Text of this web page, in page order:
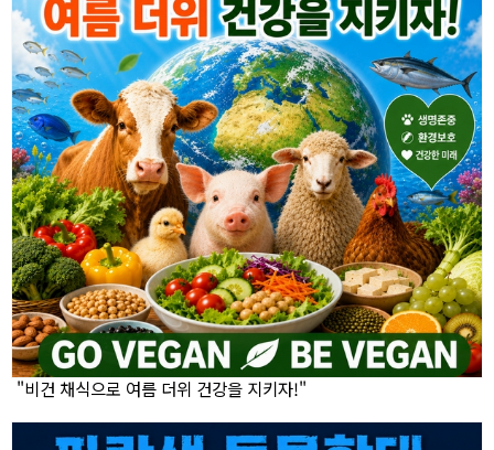
"비건 채식으로 여름 더위 건강을 지키자!"